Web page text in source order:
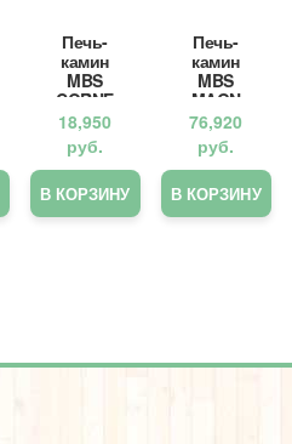
Печь-
камин
MBS
CORNE
R RED
18,950
руб.
В КОРЗИНУ
Печь-
камин
MBS
MAGN
UM
RED R
(права
я)
(MBG-
4)
76,920
руб.
В КОРЗИНУ